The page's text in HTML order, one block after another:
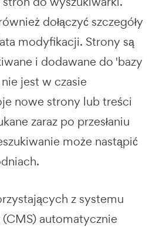
dołączyć szczegóły
modyfikacji. Strony są
i dodawane do 'bazy
jest w czasie
nowe strony lub treści
zaraz po przesłaniu
może nastąpić
z systemu
(CMS) automatycznie